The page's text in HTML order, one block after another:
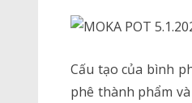
Cấu tạo của bình
phê thành phẩm